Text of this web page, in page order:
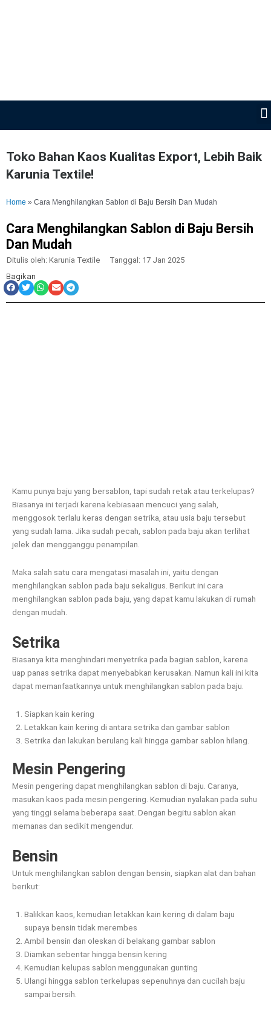
Toko Bahan Kaos Kualitas Export, Lebih Baik
Karunia Textile!
Home » Cara Menghilangkan Sablon di Baju Bersih Dan Mudah
Cara Menghilangkan Sablon di Baju Bersih
Dan Mudah
Ditulis oleh: Karunia Textile Tanggal: 17 Jan 2025
Bagikan
Kamu punya baju yang bersablon, tapi sudah retak atau terkelupas?
Biasanya ini terjadi karena kebiasaan mencuci yang salah,
menggosok terlalu keras dengan setrika, atau usia baju tersebut
yang sudah lama. Jika sudah pecah, sablon pada baju akan terlihat
jelek dan mengganggu penampilan.
Maka salah satu cara mengatasi masalah ini, yaitu dengan
menghilangkan sablon pada baju sekaligus. Berikut ini cara
menghilangkan sablon pada baju, yang dapat kamu lakukan di rumah
dengan mudah.
Setrika
Biasanya kita menghindari menyetrika pada bagian sablon, karena
uap panas setrika dapat menyebabkan kerusakan. Namun kali ini kita
dapat memanfaatkannya untuk menghilangkan sablon pada baju.
Siapkan kain kering
Letakkan kain kering di antara setrika dan gambar sablon
Setrika dan lakukan berulang kali hingga gambar sablon hilang.
Mesin Pengering
Mesin pengering dapat menghilangkan sablon di baju. Caranya,
masukan kaos pada mesin pengering. Kemudian nyalakan pada suhu
yang tinggi selama beberapa saat. Dengan begitu sablon akan
memanas dan sedikit mengendur.
Bensin
Untuk menghilangkan sablon dengan bensin, siapkan alat dan bahan
berikut:
Balikkan kaos, kemudian letakkan kain kering di dalam baju
supaya bensin tidak merembes
Ambil bensin dan oleskan di belakang gambar sablon
Diamkan sebentar hingga bensin kering
Kemudian kelupas sablon menggunakan gunting
Ulangi hingga sablon terkelupas sepenuhnya dan cucilah baju
sampai bersih.